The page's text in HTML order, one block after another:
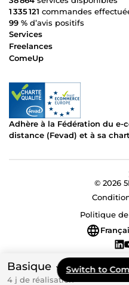
Basique
4 j de réalisation
Switch to
1 335 121 commandes
99 % d’avis positifs
Services
Freelances
ComeUp
Adhère à la Fédération du e-
distance (Fevad) et à sa
© 2026
Politique